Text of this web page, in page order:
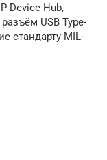
Device Hub,
USB Type-
стандарту MIL-